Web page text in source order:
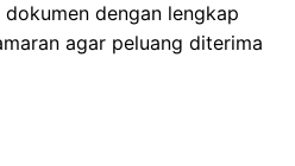
dengan lengkap
agar peluang diterima